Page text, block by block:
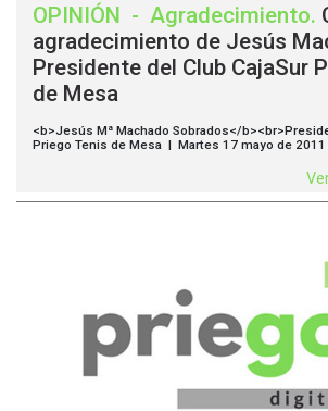
OPINIÓN - Agradecimiento.
agradecimiento de Jesús
Presidente del Club CajaSur
de Mesa
<b>Jesús Mª Machado Sobrados</
Priego Tenis de Mesa | Martes 17 mayo de 2011